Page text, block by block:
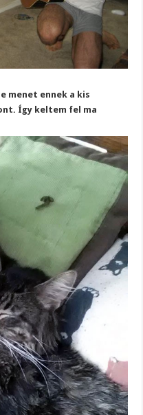
menet ennek a kis
Így keltem fel ma